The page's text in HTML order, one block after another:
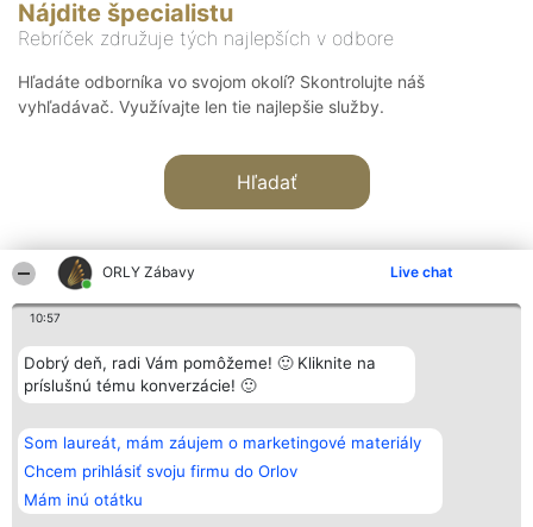
ORLY Zábavy Live chat
10:57
Dobrý deň, radi Vám pomôžeme! 🙂 Kliknite na
príslušnú tému konverzácie! 🙂
Som laureát, mám záujem o marketingové materiály
Chcem prihlásiť svoju firmu do Orlov
Mám inú otátku
Nájdite špecialistu
Rebríček združuje tých najlepších v odbore
Hľadáte odborníka vo svojom okolí? Skontrolujte náš
vyhľadávač. Využívajte len tie najlepšie služby.
Hľadať
Organizátor hodnotenia
Bright Side Solutions sp. z o.
o. sp. k.
Wrocław 50-079
KRS 0000749100 | Regon
381313360 | NIP 8943132676
+48 508 492 400
Hodnotenie
Laureáti
Lista
Laureatów
Podmienky
Obchodné
podmienky
ochrany
Kontakt
Kontakt